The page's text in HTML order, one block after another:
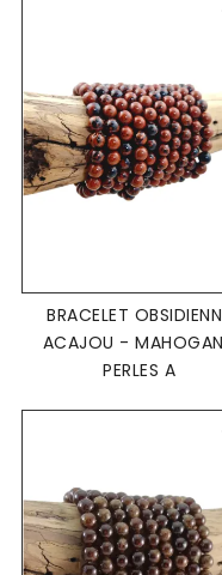
BRACELET
ACAJOU -
PERLES A